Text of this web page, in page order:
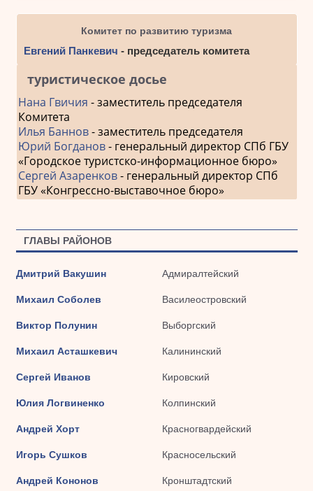
Комитет по развитию туризма
Евгений Панкевич - председатель комитета
туристическое досье
Нана Гвичия - заместитель председателя
Комитета
Илья Баннов- заместитель председателя
Юрий Богданов- генеральный директор СПб ГБУ
«Городское туристско-информационное бюро»
Сергей Азаренков- генеральный директор СПб
ГБУ «Конгрессно-выставочное бюро»
ГЛАВЫ РАЙОНОВ
Дмитрий Вакушин Адмиралтейский
Михаил Соболев Василеостровский
Виктор Полунин Выборгский
Михаил Асташкевич Калининский
Сергей Иванов Кировский
Юлия Логвиненко Колпинский
Андрей Хорт Красногвардейский
Игорь Сушков Красносельский
Андрей Кононов Кронштадтский